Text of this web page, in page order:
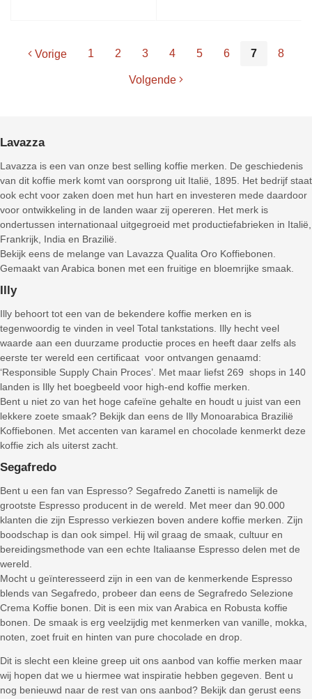
Vorige 1 2 3 4 5 6 7 8
Volgende
Lavazza
Lavazza is een van onze best selling koffie merken. De geschiedenis
van dit koffie merk komt van oorsprong uit Italië, 1895. Het bedrijf staat
ook echt voor zaken doen met hun hart en investeren mede daardoor
voor ontwikkeling in de landen waar zij opereren. Het merk is
ondertussen internationaal uitgegroeid met productiefabrieken in Italië,
Frankrijk, India en Brazilië.
Bekijk eens de melange van Lavazza Qualita Oro Koffiebonen.
Gemaakt van Arabica bonen met een fruitige en bloemrijke smaak.
Illy
Illy behoort tot een van de bekendere koffie merken en is
tegenwoordig te vinden in veel Total tankstations. Illy hecht veel
waarde aan een duurzame productie proces en heeft daar zelfs als
eerste ter wereld een certificaat voor ontvangen genaamd:
‘Responsible Supply Chain Proces’. Met maar liefst 269 shops in 140
landen is Illy het boegbeeld voor high-end koffie merken.
Bent u niet zo van het hoge cafeïne gehalte en houdt u juist van een
lekkere zoete smaak? Bekijk dan eens de Illy Monoarabica Brazilië
Koffiebonen. Met accenten van karamel en chocolade kenmerkt deze
koffie zich als uiterst zacht.
Segafredo
Bent u een fan van Espresso? Segafredo Zanetti is namelijk de
grootste Espresso producent in de wereld. Met meer dan 90.000
klanten die zijn Espresso verkiezen boven andere koffie merken. Zijn
boodschap is dan ook simpel. Hij wil graag de smaak, cultuur en
bereidingsmethode van een echte Italiaanse Espresso delen met de
wereld.
Mocht u geïnteresseerd zijn in een van de kenmerkende Espresso
blends van Segafredo, probeer dan eens de Segrafredo Selezione
Crema Koffie bonen. Dit is een mix van Arabica en Robusta koffie
bonen. De smaak is erg veelzijdig met kenmerken van vanille, mokka,
noten, zoet fruit en hinten van pure chocolade en drop.
Dit is slecht een kleine greep uit ons aanbod van koffie merken maar
wij hopen dat we u hiermee wat inspiratie hebben gegeven. Bent u
nog benieuwd naar de rest van ons aanbod? Bekijk dan gerust eens